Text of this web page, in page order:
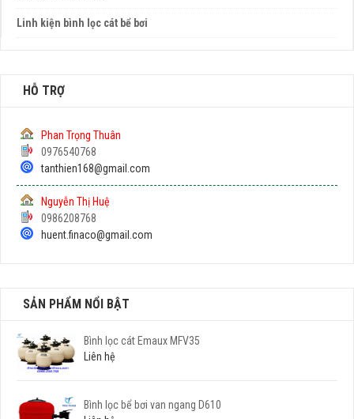
Linh kiện bình lọc cát bể bơi
HỖ TRỢ
Phan Trọng Thuân
0976540768
tanthien168@gmail.com
Nguyễn Thị Huệ
0986208768
huent.finaco@gmail.com
SẢN PHẨM NỔI BẬT
Bình lọc cát Emaux MFV35
Liên hệ
Bình lọc bể bơi van ngang D610